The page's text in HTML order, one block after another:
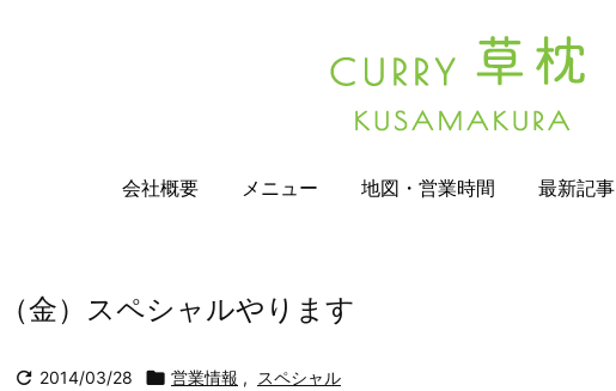
会社概要 メニュー 地図・営業時間 最新記事
金）スペシャルやります
 2014/03/28  営業情報 , スペシャル